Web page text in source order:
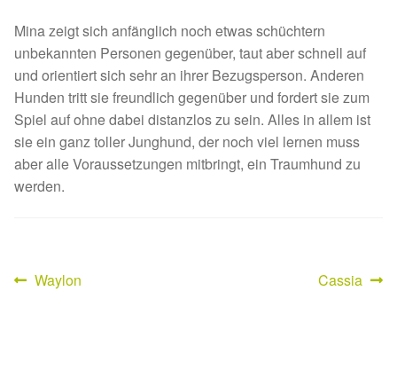
Fördermitgliedschaft
Tierschutz
Auslandstierschutz
Schutzgebühr
Mina zeigt sich anfänglich noch etwas schüchtern
unbekannten Personen gegenüber, taut aber schnell auf
und orientiert sich sehr an ihrer Bezugsperson. Anderen
Hunden tritt sie freundlich gegenüber und fordert sie zum
Spiel auf ohne dabei distanzlos zu sein. Alles in allem ist
sie ein ganz toller Junghund, der noch viel lernen muss
aber alle Voraussetzungen mitbringt, ein Traumhund zu
werden.
Beitragsnavigation
Vorheriger
Waylon
Nächster
Cassia